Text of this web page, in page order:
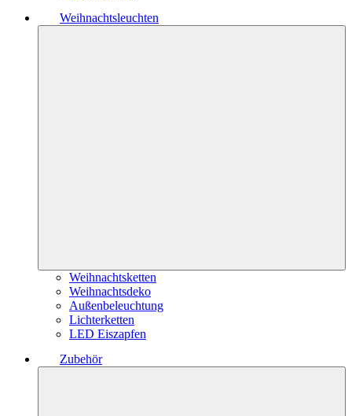
Weihnachtsleuchten
Weihnachtsketten
Weihnachtsdeko
Außenbeleuchtung
Lichterketten
LED Eiszapfen
Zubehör